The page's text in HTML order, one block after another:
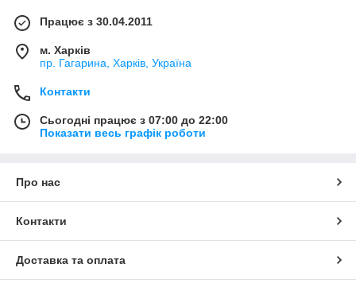
Працює з 30.04.2011
м. Харків
пр. Гагарина, Харків, Україна
Контакти
Сьогодні працює з 07:00 до 22:00
Показати весь графік роботи
Про нас
Контакти
Доставка та оплата